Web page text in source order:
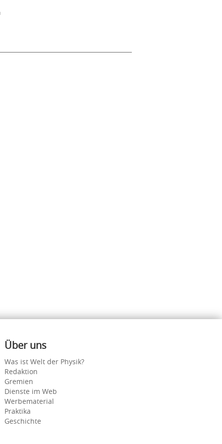
Über uns
Was ist Welt der Physik?
Redaktion
Gremien
Dienste im Web
Werbematerial
Praktika
Geschichte